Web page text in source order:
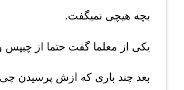
بچه هیچی نمیگفت.
یکی از معلما گفت حتما از
بعد چند باری که ازش پرسیدن